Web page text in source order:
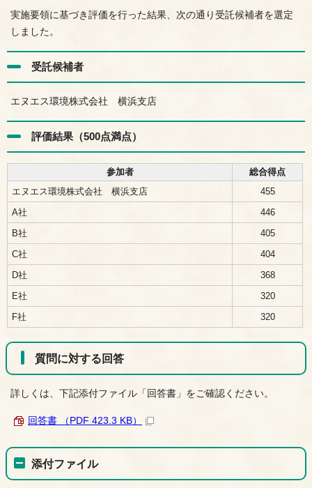
実施要領に基づき評価を行った結果、次の通り受託候補者を選定
しました。
受託候補者
エヌエス環境株式会社 横浜支店
評価結果（500点満点）
参加者
総合得点
エヌエス環境株式会社 横浜支店
455
A社
446
B社
405
C社
404
D社
368
E社
320
F社
320
質問に対する回答
詳しくは、下記添付ファイル「回答書」をご確認ください。
回答書 （PDF 423.3 KB）
添付ファイル